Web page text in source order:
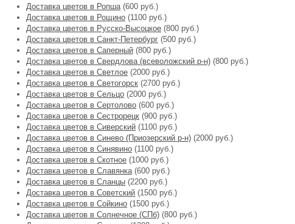
Доставка цветов в Ропша(600 руб.)
Доставка цветов в Рощино (1100 руб.)
Доставка цветов в Русско-Высоцкое (800 руб.)
Доставка цветов в Санкт-Петербург (500 руб.)
Доставка цветов в Саперный (800 руб.)
Доставка цветов в Свердлова (всеволожский р-н) (800 руб.)
Доставка цветов в Светлое (2000 руб.)
Доставка цветов в Светогорск (2700 руб.)
Доставка цветов в Сельцо (2000 руб.)
Доставка цветов в Сертолово (600 руб.)
Доставка цветов в Сестрорецк (900 руб.)
Доставка цветов в Сиверский (1100 руб.)
Доставка цветов в Синево (Приозерский р-н) (2000 руб.)
Доставка цветов в Синявино (1100 руб.)
Доставка цветов в Скотное (1000 руб.)
Доставка цветов в Славянка(600 руб.)
Доставка цветов в Сланцы (2200 руб.)
Доставка цветов в Советский (1500 руб.)
Доставка цветов в Сойкино (1500 руб.)
Доставка цветов в Солнечное (СПб) (800 руб.)